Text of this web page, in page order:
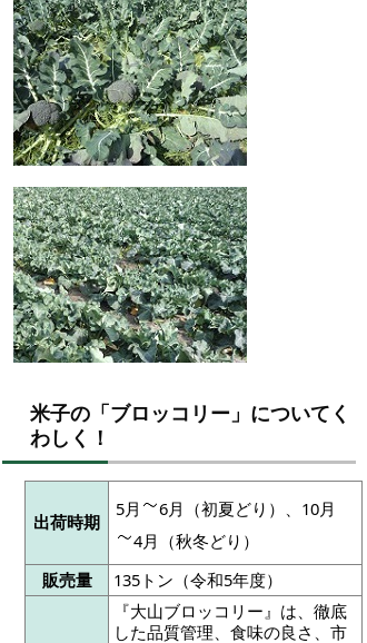
米子の「ブロッコリー」についてく
わしく！
出荷時期
5月
6月（初夏どり）、10月
4月（秋冬どり）
販売量
135トン（令和5年度）
『大山ブロッコリー』は、徹底
した品質管理、食味の良さ、市